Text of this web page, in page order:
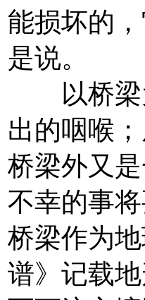
能损坏的
是说。
以桥梁为
出的咽喉
桥梁外又
不幸的事
桥梁作为
谱》记载